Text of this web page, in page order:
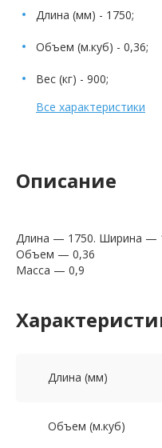
Длина (мм) - 1750;
Объем (м.куб) - 0,36;
Вес (кг) - 900;
Все характеристики
Описание
Длина — 1750. Ширина —
Объем — 0,36
Масса — 0,9
Длина (мм)
Объем (м.куб)